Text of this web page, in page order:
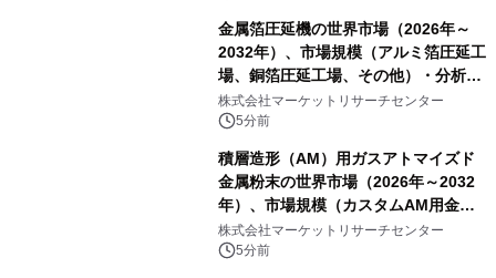
金属箔圧延機の世界市場（2026年～
2032年）、市場規模（アルミ箔圧延工
場、銅箔圧延工場、その他）・分析レ
ポートを発表
株式会社マーケットリサーチセンター
5分前
積層造形（AM）用ガスアトマイズド
金属粉末の世界市場（2026年～2032
年）、市場規模（カスタムAM用金属
粉末、汎用AM用金属粉末）・分析レ
ポートを発表
株式会社マーケットリサーチセンター
5分前